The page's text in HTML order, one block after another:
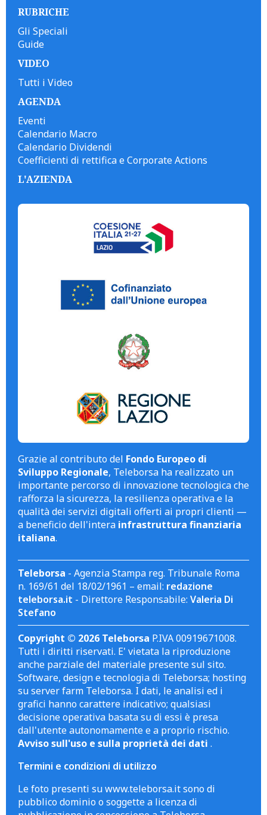
RUBRICHE
Gli Speciali
Guide
VIDEO
Tutti i Video
AGENDA
Eventi
Calendario Macro
Calendario Dividendi
Coefficienti di rettifica e Corporate Actions
L'AZIENDA
Grazie al contributo del Fondo Europeo di
Sviluppo Regionale, Teleborsa ha realizzato un
importante percorso di innovazione tecnologica che
rafforza la sicurezza, la resilienza operativa e la
qualità dei servizi digitali offerti ai propri clienti —
a beneficio dell'intera infrastruttura finanziaria
italiana.
Teleborsa - Agenzia Stampa reg. Tribunale Roma
n. 169/61 del 18/02/1961 – email: redazione
teleborsa.it - Direttore Responsabile: Valeria Di
Stefano
Copyright © 2026 Teleborsa P.IVA 00919671008.
Tutti i diritti riservati. E' vietata la riproduzione
anche parziale del materiale presente sul sito.
Software, design e tecnologia di Teleborsa; hosting
su server farm Teleborsa. I dati, le analisi ed i
grafici hanno carattere indicativo; qualsiasi
decisione operativa basata su di essi è presa
dall'utente autonomamente e a proprio rischio.
Avviso sull'uso e sulla proprietà dei dati .
Termini e condizioni di utilizzo
Le foto presenti su www.teleborsa.it sono di
pubblico dominio o soggette a licenza di